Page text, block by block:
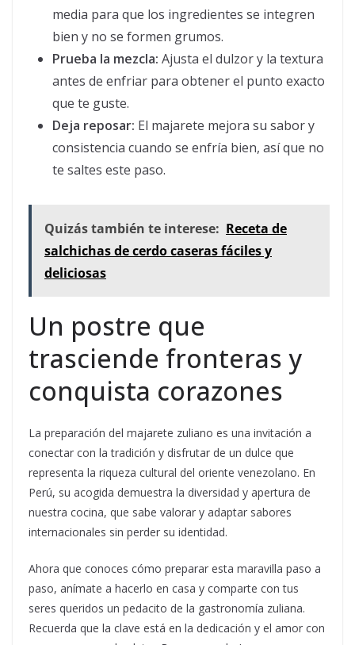
media para que los ingredientes se integren
bien y no se formen grumos.
Prueba la mezcla: Ajusta el dulzor y la textura
antes de enfriar para obtener el punto exacto
que te guste.
Deja reposar: El majarete mejora su sabor y
consistencia cuando se enfría bien, así que no
te saltes este paso.
Quizás también te interese: Receta de
salchichas de cerdo caseras fáciles y
deliciosas
Un postre que
trasciende fronteras y
conquista corazones
La preparación del majarete zuliano es una invitación a
conectar con la tradición y disfrutar de un dulce que
representa la riqueza cultural del oriente venezolano. En
Perú, su acogida demuestra la diversidad y apertura de
nuestra cocina, que sabe valorar y adaptar sabores
internacionales sin perder su identidad.
Ahora que conoces cómo preparar esta maravilla paso a
paso, anímate a hacerlo en casa y comparte con tus
seres queridos un pedacito de la gastronomía zuliana.
Recuerda que la clave está en la dedicación y el amor con